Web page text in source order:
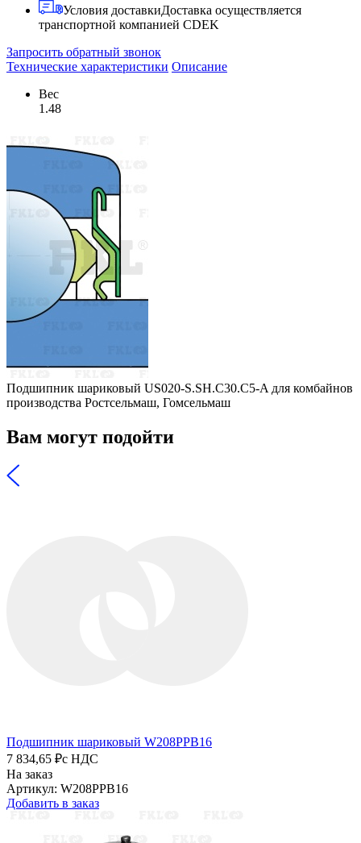
Условия доставкиДоставка осуществляется
транспортной компанией CDEK
Запросить обратный звонок
Технические характеристики Описание
Вес
1.48
Подшипник шариковый US020-S.SH.C30.C5-A для комбайнов
производства Ростсельмаш, Гомсельмаш
Вам могут подойти
Подшипник шариковый W208PPB16
7 834,65 ₽с НДС
На заказ
Артикул: W208PPB16
Добавить в заказ